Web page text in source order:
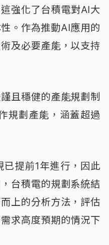
強化了台積電對AI大
。作為推動AI應用的
及必要產能，以支持
且穩健的產能規劃制
規劃產能，涵蓋超過
提前1年進行，因此
台積電的規劃系統結
上的分析方法，評估
求高度預期的情況下